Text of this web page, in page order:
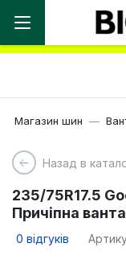
Ми
Магазин шин
Назад в
235/75R17.5
Причіпна
0 відгуків